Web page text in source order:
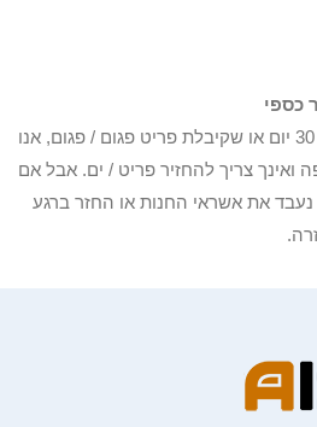
הפריטים שלך לא קיבלו תוך 30 יום או שקיבלת פריט פגום / פגום, אנו
ואינך צריך להחזיר פריט / ים. אבל אם
נעבד את אשראי החנות או החזר ברגע